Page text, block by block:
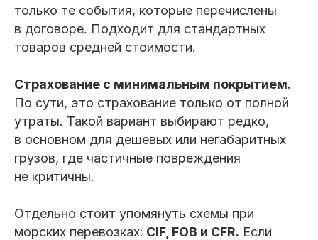
только те события, которые перечислены
в договоре. Подходит для стандартных
товаров средней стоимости.
Страхование с минимальным покрытием.
По сути, это страхование только от полной
утраты. Такой вариант выбирают редко,
в основном для дешевых или негабаритных
грузов, где частичные повреждения
не критичны.
Отдельно стоит упомянуть схемы при
морских перевозках: CIF, FOB и CFR. Если